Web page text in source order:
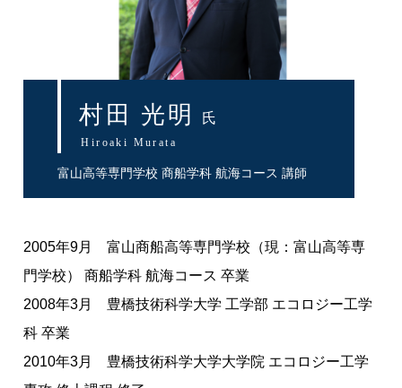
村田 光明 氏
Hiroaki Murata
富山高等専門学校 商船学科 航海コース 講師
2005年9月 富山商船高等専門学校（現：富山高等専
門学校） 商船学科 航海コース 卒業
2008年3月 豊橋技術科学大学 工学部 エコロジー工学
科 卒業
2010年3月 豊橋技術科学大学大学院 エコロジー工学